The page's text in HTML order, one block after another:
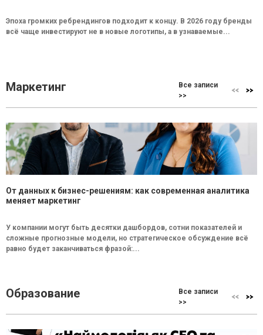
Эпоха громких ребрендингов подходит к концу. В 2026 году бренды
всё чаще инвестируют не в новые логотипы, а в узнаваемые...
Маркетинг
Все записи
>>
От данных к бизнес-решениям: как современная аналитика
меняет маркетинг
У компании могут быть десятки дашбордов, сотни показателей и
сложные прогнозные модели, но стратегическое обсуждение всё
равно будет заканчиваться фразой:...
Образование
Все записи
>>